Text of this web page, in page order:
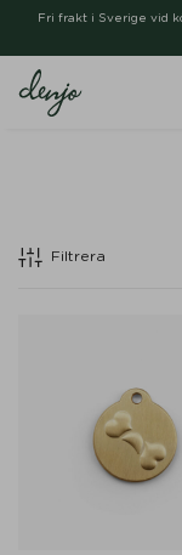
Fri frakt i Sverige vid
Filtrera